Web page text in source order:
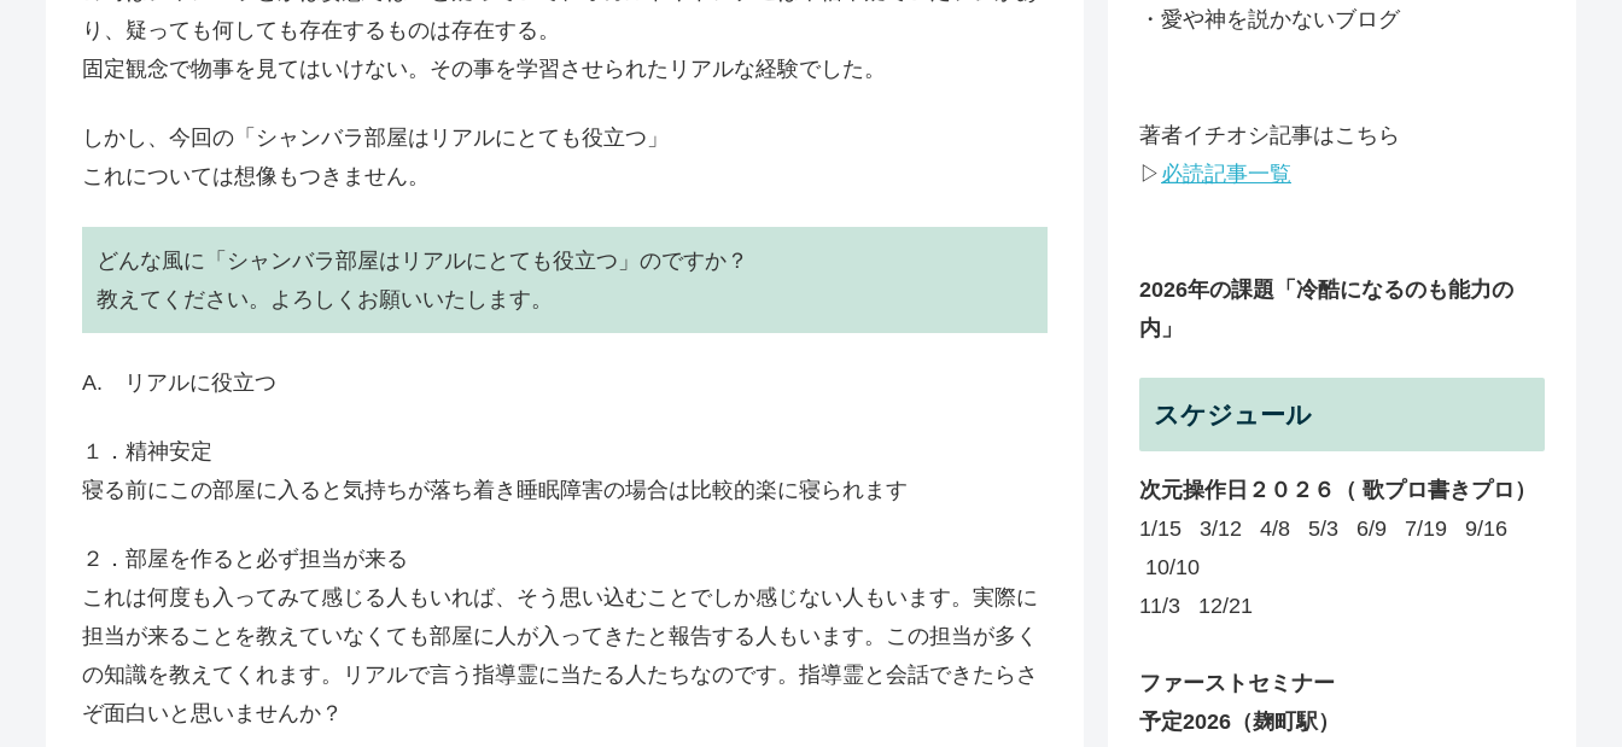
り、疑っても何しても存在するものは存在する。
固定観念で物事を見てはいけない。その事を学習させられたリアルな経験でした。
しかし、今回の「シャンバラ部屋はリアルにとても役立つ」
これについては想像もつきません。
どんな風に「シャンバラ部屋はリアルにとても役立つ」のですか？
教えてください。よろしくお願いいたします。
A. リアルに役立つ
１．精神安定
寝る前にこの部屋に入ると気持ちが落ち着き睡眠障害の場合は比較的楽に寝られます
２．部屋を作ると必ず担当が来る
これは何度も入ってみて感じる人もいれば、そう思い込むことでしか感じない人もいます。実際に
担当が来ることを教えていなくても部屋に人が入ってきたと報告する人もいます。この担当が多く
の知識を教えてくれます。リアルで言う指導霊に当たる人たちなのです。指導霊と会話できたらさ
ぞ面白いと思いませんか？
・愛や神を説かないブログ
著者イチオシ記事はこちら
▷ 必読記事一覧
2026年の課題 「冷酷になるのも能力の
内」
スケジュール
次元操作日２０２６（ 歌プロ書きプロ）
1/15 3/12 4/8 5/3 6/9 7/19 9/16
10/10
11/3 12/21
ファーストセミナー
予定2026 （麹町駅）